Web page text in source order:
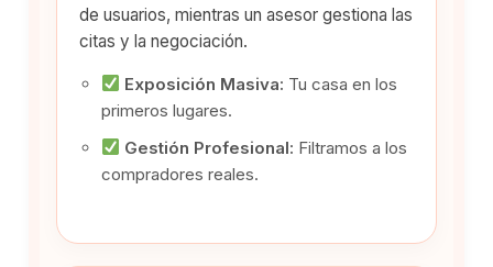
de usuarios, mientras un asesor gestiona las
citas y la negociación.
Exposición Masiva: Tu casa en los
primeros lugares.
Gestión Profesional: Filtramos a los
compradores reales.